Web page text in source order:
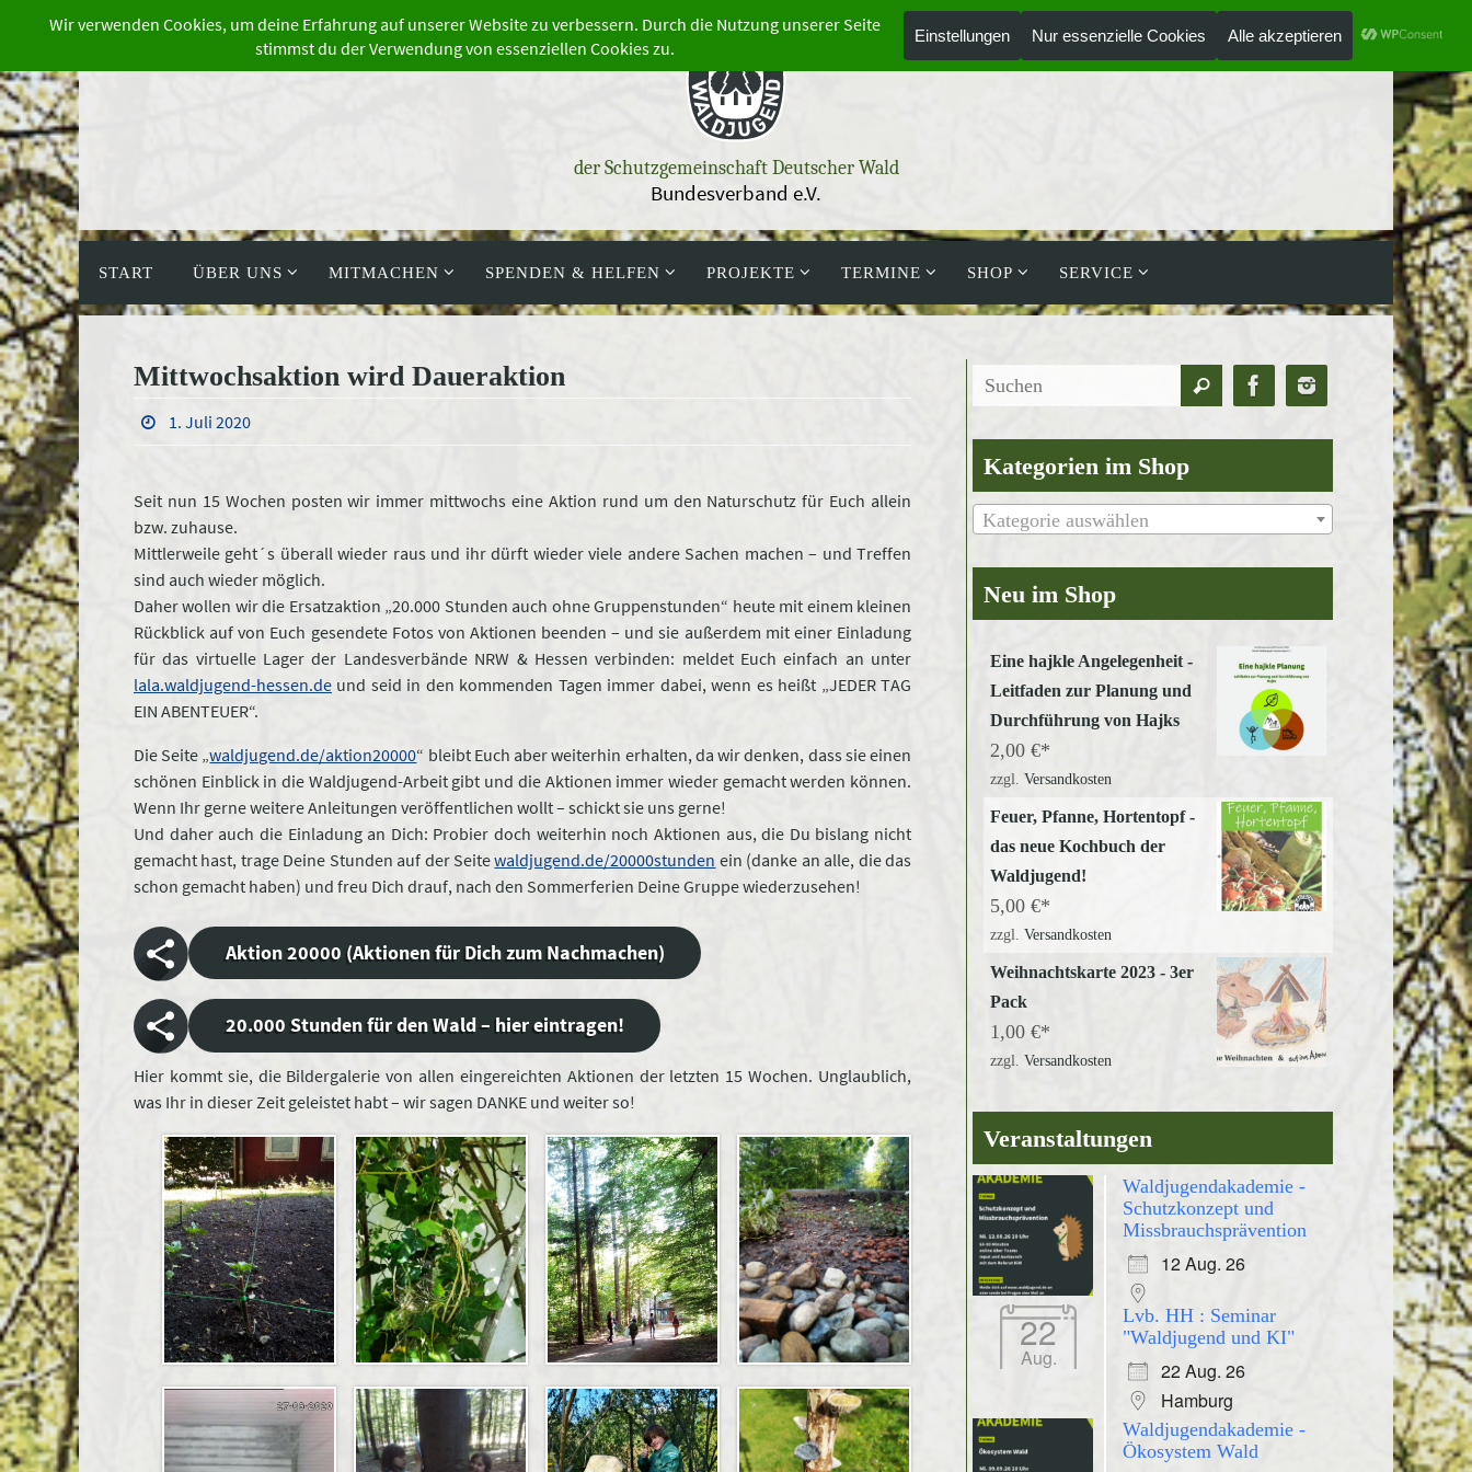
der Schutzgemeinschaft Deutscher Wald
Bundesverband e.V.
Zum
Inhalt
springen
START ÜBER UNS MITMACHEN SPENDEN & HELFEN PROJEKTE TERMINE SHOP SERVICE
Mittwochsaktion wird Daueraktion
1. Juli 2020
Seit nun 15 Wochen posten wir immer mittwochs eine Aktion rund um den Naturschutz für Euch allein
bzw. zuhause.
Mittlerweile geht´s überall wieder raus und ihr dürft wieder viele andere Sachen machen – und Treffen
sind auch wieder möglich.
Daher wollen wir die Ersatzaktion „20.000 Stunden auch ohne Gruppenstunden“ heute mit einem kleinen
Rückblick auf von Euch gesendete Fotos von Aktionen beenden – und sie außerdem mit einer Einladung
für das virtuelle Lager der Landesverbände NRW & Hessen verbinden: meldet Euch einfach an unter
lala.waldjugend-hessen.de und seid in den kommenden Tagen immer dabei, wenn es heißt „JEDER TAG
EIN ABENTEUER“.
Die Seite „waldjugend.de/aktion20000“ bleibt Euch aber weiterhin erhalten, da wir denken, dass sie einen
schönen Einblick in die Waldjugend-Arbeit gibt und die Aktionen immer wieder gemacht werden können.
Wenn Ihr gerne weitere Anleitungen veröffentlichen wollt – schickt sie uns gerne!
Und daher auch die Einladung an Dich: Probier doch weiterhin noch Aktionen aus, die Du bislang nicht
gemacht hast, trage Deine Stunden auf der Seitewaldjugend.de/20000stunden ein (danke an alle, die das
schon gemacht haben) und freu Dich drauf, nach den Sommerferien Deine Gruppe wiederzusehen!
Aktion 20000 (Aktionen für Dich zum Nachmachen)
20.000 Stunden für den Wald – hier eintragen!
Hier kommt sie, die Bildergalerie von allen eingereichten Aktionen der letzten 15 Wochen. Unglaublich,
was Ihr in dieser Zeit geleistet habt – wir sagen DANKE und weiter so!
Suchen
nach:
Suchen
Kategorien im Shop
Kategorie auswählen
Neu im Shop
Eine hajkle Angelegenheit -
Leitfaden zur Planung und
Durchführung von Hajks
2,00 €
zzgl. Versandkosten
Feuer, Pfanne, Hortentopf -
das neue Kochbuch der
Waldjugend!
5,00 €
zzgl. Versandkosten
Weihnachtskarte 2023 - 3er
Pack
1,00 €
zzgl. Versandkosten
Veranstaltungen
Waldjugendakademie -
Schutzkonzept und
Missbrauchsprävention
12 Aug. 26
22
Aug.
Lvb. HH : Seminar
"Waldjugend und KI"
22 Aug. 26
Hamburg
Waldjugendakademie -
Ökosystem Wald